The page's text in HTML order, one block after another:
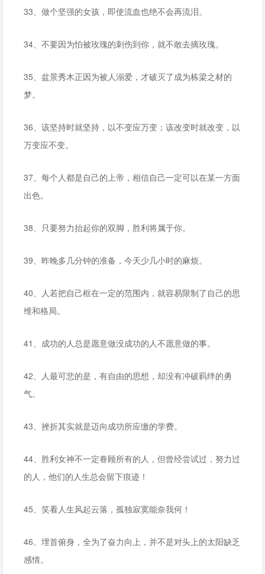
33、做个坚强的女孩，即使流血也绝不会再流泪。
34、不要因为怕被玫瑰的刺伤到你，就不敢去摘玫瑰。
35、盆景秀木正因为被人溺爱，才破灭了成为栋梁之材的
梦。
36、该坚持时就坚持，以不变应万变；该改变时就改变，以
万变应不变。
37、每个人都是自己的上帝，相信自己一定可以在某一方面
出色。
38、只要努力抬起你的双脚，胜利将属于你。
39、昨晚多几分钟的准备，今天少几小时的麻烦。
40、人若把自己框在一定的范围内，就容易限制了自己的思
维和格局。
41、成功的人总是愿意做没成功的人不愿意做的事。
42、人最可悲的是，有自由的思想，却没有冲破羁绊的勇
气。
43、挫折其实就是迈向成功所应缴的学费。
44、胜利女神不一定眷顾所有的人，但曾经尝试过，努力过
的人，他们的人生总会留下痕迹！
45、笑看人生风起云落，孤独寂寞能奈我何！
46、埋首俯身，全为了奋力向上，并不是对头上的太阳缺乏
感情。